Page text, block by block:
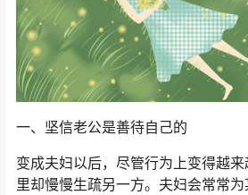
一、坚信老公是善待自己的
变成夫妇以后，尽管行为上变得越
里却慢慢生疏另一方。夫妇会常常为